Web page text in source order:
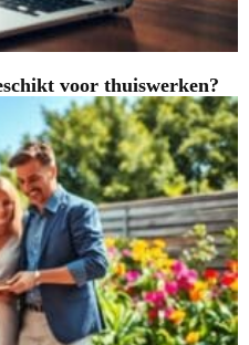
voor thuiswerken?